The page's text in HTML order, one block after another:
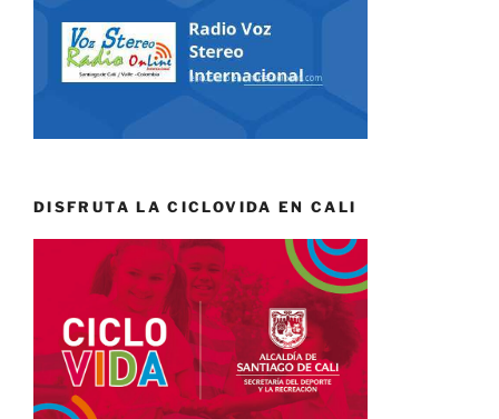
DISFRUTA LA CICLOVIDA EN CALI